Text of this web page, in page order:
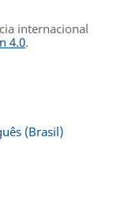
internacional
4.0.
(Brasil)